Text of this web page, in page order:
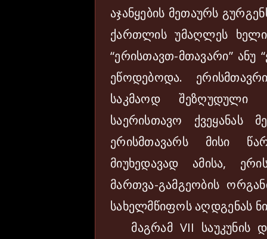
აჯანყების მეთაურს
ქართლის უმაღლეს
“ერისთავთ-მთავარი” ანუ
ეწოდებოდა.
საკმაოდ შეზღუდული
საერისთავო ქვეყანას
ერისმთავარს მისი
მიუხედავად ამისა,
მართვა-გამგეობის
სახელმწიფოს აღდგენას
მაგრამ VII საუკუნის